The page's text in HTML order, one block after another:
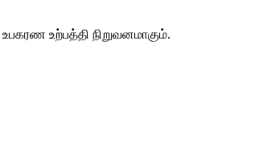
உற்பத்தி நிறுவனமாகும்.